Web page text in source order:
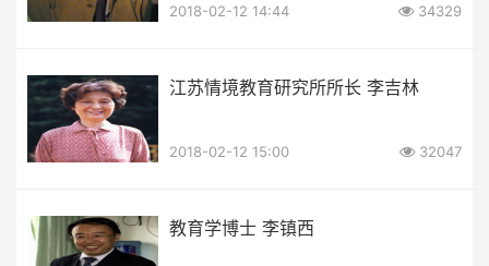
2018-02-12 14:44 34329
江苏情境教育研究所所长 李吉林
2018-02-12 15:00 32047
教育学博士 李镇西